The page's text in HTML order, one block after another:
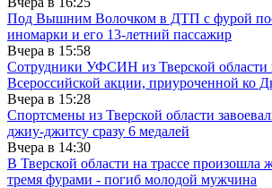
Под Вышним Волочком в ДТП с фурой
иномарки и его 13-летний пассажир
Вчера в 15:58
Сотрудники УФСИН из Тверской области
Всероссийской акции, приуроченной ко
Вчера в 15:28
Спортсмены из Тверской области
джиу-джитсу сразу 6 медалей
Вчера в 14:30
В Тверской области на трассе произошла
тремя фурами - погиб молодой мужчина